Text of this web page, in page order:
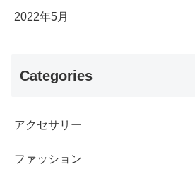
2022年5月
Categories
アクセサリー
ファッション